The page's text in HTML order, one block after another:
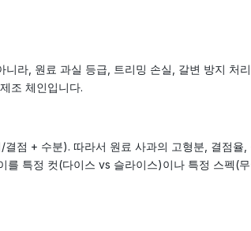
니라, 원료 과실 등급, 트리밍 손실, 갈변 방지 처
조 체인입니다.
점 + 수분). 따라서 원료 사과의 고형분, 결점
특정 컷(다이스 vs 슬라이스)이나 특정 스펙(